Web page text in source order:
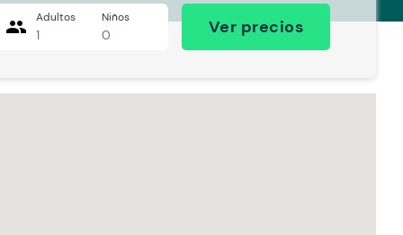
people Adultos
1
Niños
0 Ver precios